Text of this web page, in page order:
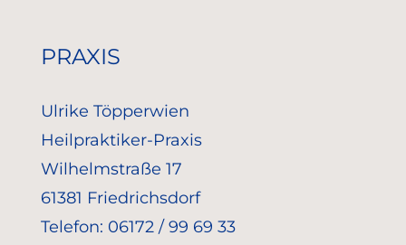
PRAXIS
Ulrike Töpperwien
Heilpraktiker-Praxis
Wilhelmstraße 17
61381 Friedrichsdorf
Telefon: 06172 / 99 69 33